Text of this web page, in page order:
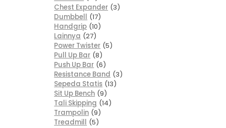
Chest Expander 3
Dumbbell 17
Handgrip 10
Lainnya 27
Power Twister 5
Pull Up Bar 8
Push Up Bar 6
Resistance Band 3
Sepeda Statis 13
Sit Up Bench 9
Tali Skipping 14
Trampolin 9
Treadmill 5